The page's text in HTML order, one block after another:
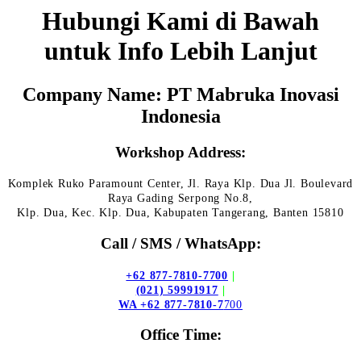
Hubungi Kami di Bawah
untuk Info Lebih Lanjut
Company Name: PT Mabruka Inovasi
Indonesia
Workshop Address:
Komplek Ruko Paramount Center, Jl. Raya Klp. Dua Jl. Boulevard
Raya Gading Serpong No.8,
Klp. Dua, Kec. Klp. Dua, Kabupaten Tangerang, Banten 15810
Call / SMS / WhatsApp:
+62 877-7810-7700 |
(021) 59991917 |
WA +62 877-7810-7700
Office Time: